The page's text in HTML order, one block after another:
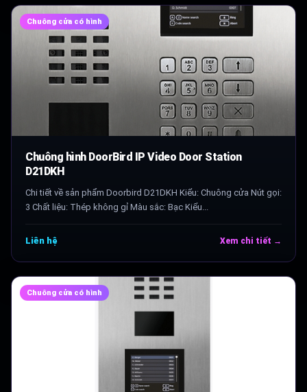
Chuông cửa có hình
Chuông hình DoorBird IP Video Door Station
D21DKH
Chi tiết về sản phẩm Doorbird D21DKH Kiểu: Chuông cửa Nút gọi:
3 Chất liệu: Thép không gỉ Màu sắc: Bạc Kiểu...
Liên hệ Xem chi tiết →
Chuông cửa có hình